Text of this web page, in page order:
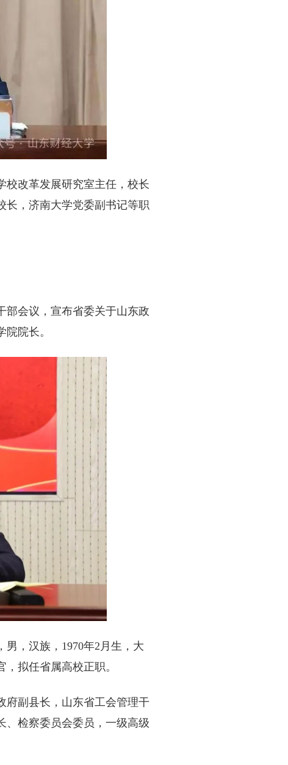
校改革发展研究室主任，校长
长，济南大学党委副书记等职
部会议，宣布省委关于山东政
院长。
，汉族，1970年2月生，大
拟任省属高校正职。
府副县长，山东省工会管理干
、检察委员会委员，一级高级